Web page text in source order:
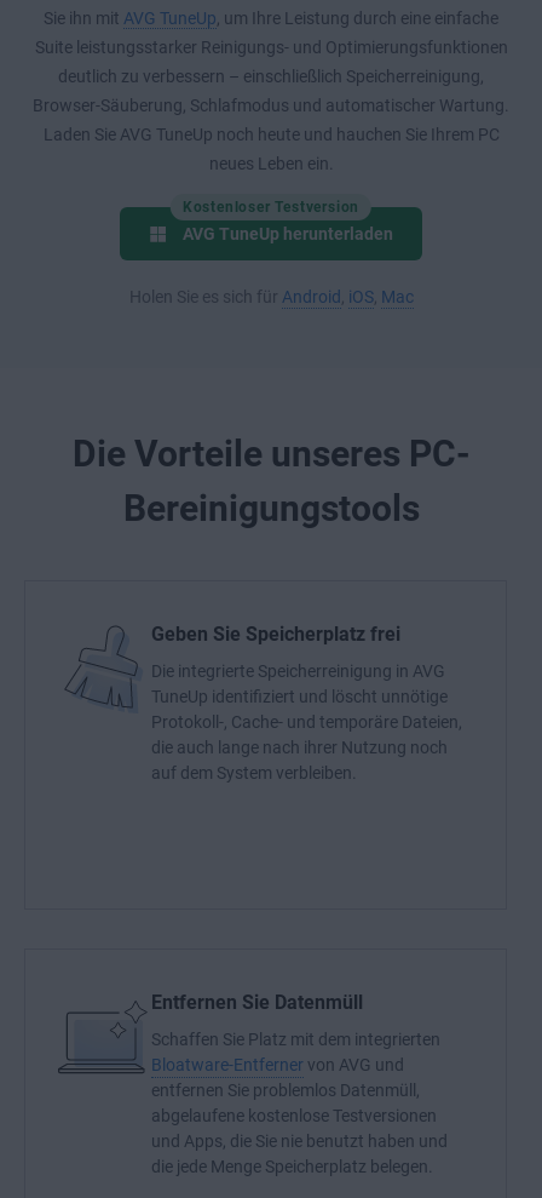
Sie ihn mit AVG TuneUp , um Ihre Leistung durch eine einfache
Suite leistungsstarker Reinigungs- und Optimierungsfunktionen
deutlich zu verbessern – einschließlich Speicherreinigung,
Browser-Säuberung, Schlafmodus und automatischer Wartung.
Laden Sie AVG TuneUp noch heute und hauchen Sie Ihrem PC
neues Leben ein.
Kostenloser Testversion
AVG TuneUp herunterladen
Holen Sie es sich für Android iOS, Mac
Die Vorteile unseres PC-
Bereinigungstools
Geben Sie Speicherplatz frei
Die integrierte Speicherreinigung in AVG
TuneUp identifiziert und löscht unnötige
Protokoll-, Cache- und temporäre Dateien,
die auch lange nach ihrer Nutzung noch
auf dem System verbleiben.
Entfernen Sie Datenmüll
Schaffen Sie Platz mit dem integrierten
Bloatware-Entferner von AVG und
entfernen Sie problemlos Datenmüll,
abgelaufene kostenlose Testversionen
und Apps, die Sie nie benutzt haben und
die jede Menge Speicherplatz belegen.